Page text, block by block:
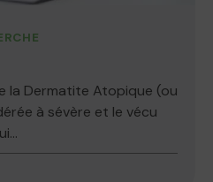
la Dermatite Atopique (ou
à sévère et le vécu